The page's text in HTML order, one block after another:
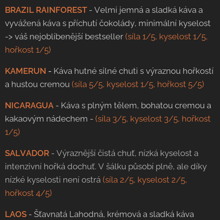
BRAZIL RAINFOREST - Velmi jemná a sladká káva a
vyvážená káva s příchutí čokolády, minimální kyselost
-> váš nejoblíbenější bestseller (síla 1/5, kyselost 1/5,
hořkost 1/5)
KAMERUN - Káva hutné silné chuti s výraznou hořkostí
a hustou cremou (síla 5/5, kyselost 1/5, hořkost 5/5)
NICARAGUA - Káva s plným tělem, bohatou cremou a
kakaovým nádechem - (síla 3/5, kyselost 3/5, hořkost
1/5)
SALVADOR - Výraznější čistá chuť, nízká kyselost a
intenzivní hořká dochuť. V šálku působí plně, ale díky
nízké kyselosti není ostrá (síla 2/5, kyselost 2/5,
hořkost 4/5)
LAOS - Šťavnatá Lahodná, krémová a sladká káva